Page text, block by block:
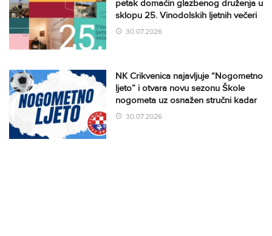
petak domaćin glazbenog druženja u
sklopu 25. Vinodolskih ljetnih večeri
30.07.2026
NK Crikvenica najavljuje “Nogometno
ljeto” i otvara novu sezonu Škole
nogometa uz osnažen stručni kadar
30.07.2026